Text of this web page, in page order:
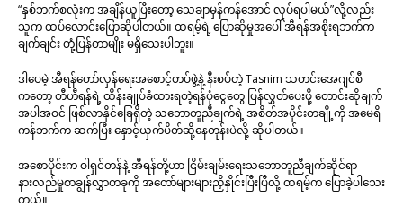
“နှစ်ဘက်စလုံးက အချိန်ယူပြီးတော့ သေချာမှန်ကန်အောင် လုပ်ရပါမယ်”လို့လည်း
သူက ထပ်လောင်းပြောဆိုပါတယ်။ ထရမ့်ရဲ့ ပြောဆိုမှုအပေါ် အီရန်အစိုးရဘက်က
ချက်ချင်း တုံ့ပြန်တာမျိုး မရှိသေးပါဘူး။
ဒါပေမဲ့ အီရန်တော်လှန်ရေးအစောင့်တပ်ဖွဲ့နဲ့ နီးစပ်တဲ့ Tasnim သတင်းအေဂျင်စီ
ကတော့ တီဟီရန်ရဲ့ ထိန်းချုပ်ခံထားရတဲ့ရန်ပုံငွေတွေ ပြန်လွှတ်ပေးဖို့ တောင်းဆိုချက်
အပါအဝင် ဖြစ်လာနိုင်ခြေရှိတဲ့ သဘောတူညီချက်ရဲ့ အစိတ်အပိုင်းတချို့ကို အမေရိ
ကန်ဘက်က ဆက်ပြီး နှောင့်ယှက်ပိတ်ဆို့နေတုန်းပဲလို့ ဆိုပါတယ်။
အစောပိုင်းက ဝါရှင်တန်နဲ့ အီရန်တို့ဟာ ငြိမ်းချမ်းရေးသဘောတူညီချက်ဆိုင်ရာ
နားလည်မှုစာချွန်လွှာတခုကို အတော်များများညှိနှိုင်းပြီးပြီလို့ ထရမ့်က ပြောခဲ့ပါသေး
တယ်။